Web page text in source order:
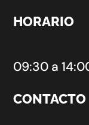
HORARIO
09:30 a
CONTACTO